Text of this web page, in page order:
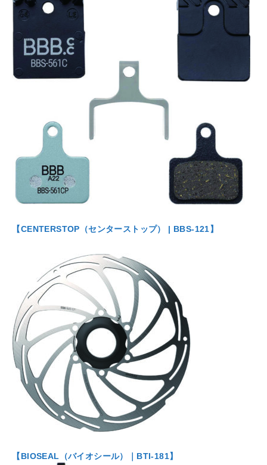
【CENTERSTOP（センターストップ） | BBS-121】
【BIOSEAL（バイオシール）｜BTI-181】